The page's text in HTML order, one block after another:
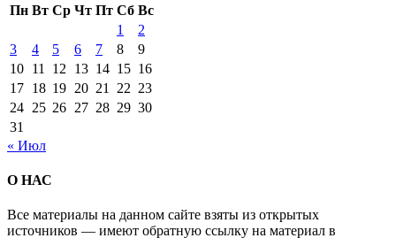
Пн Вт Ср Чт Пт Сб Вс
1
2
3
4 5 6 7 8
9
10 11 12 13 14 15 16
17 18 19 20 21 22 23
24 25 26 27 28 29 30
31
« Июл
О НАС
Все материалы на данном сайте взяты из открытых
источников — имеют обратную ссылку на материал в